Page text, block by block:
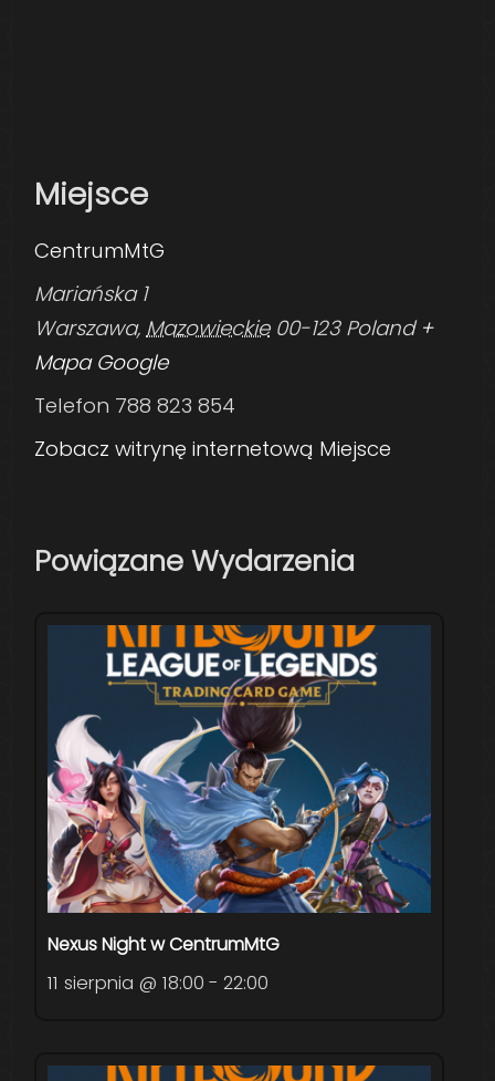
Miejsce
CentrumMtG
Mariańska 1
Warszawa, Mazowieckie 00-123 Poland +
Mapa Google
Telefon 788 823 854
Zobacz witrynę internetową Miejsce
Powiązane Wydarzenia
Nexus Night w CentrumMtG
11 sierpnia @ 18:00 - 22:00